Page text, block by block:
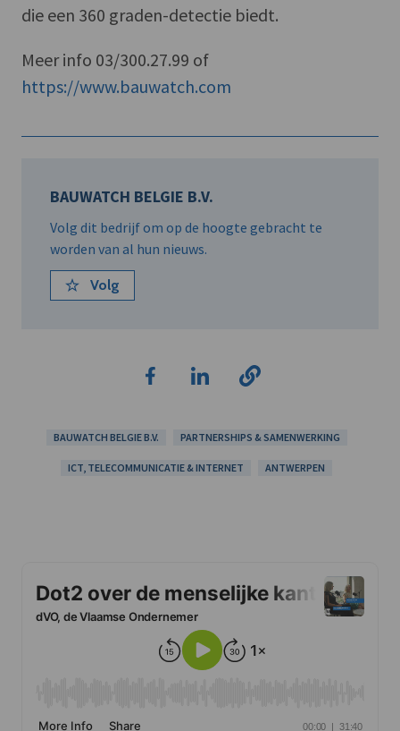
die een 360 graden-detectie biedt.
Meer info 03/300.27.99 of
https://www.bauwatch.com
BAUWATCH BELGIE B.V.
Volg dit bedrijf om op de hoogte gebracht te
worden van al hun nieuws.
Volg
BAUWATCH BELGIE B.V. PARTNERSHIPS & SAMENWERKING
ICT, TELECOMMUNICATIE & INTERNET ANTWERPEN